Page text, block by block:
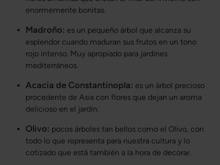
enormemente bonitas.
Madroño: es un pequeño árbol que alcanza su
esplendor cuando maduran sus frutos en un tono
rojo intenso. Muy apropiado para jardines
mediterráneos.
Acacia de Constantinopla: es un árbol precioso
procedente de Asia con flores que dejan un aroma
delicioso en el jardín.
Olivo: pocos árboles tan bellos como el Olivo, con
todo lo que representa para nuestra cultura y lo
cotizado que está también a la hora de decorar.